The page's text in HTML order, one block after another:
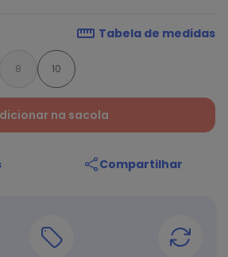
Tabela de medidas
8 10
na sacola
Compartilhar